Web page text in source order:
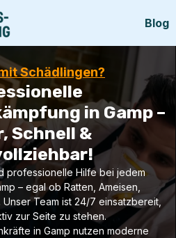
Blog
Schädlingen?
in Gamp –
Schnell &
professionelle Hilfe bei jedem
– egal ob Ratten, Ameisen,
Team ist 24/7 einsatzbereit,
zur Seite zu stehen.
in Gamp nutzen moderne